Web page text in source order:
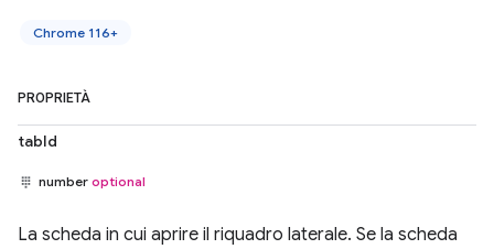
Chrome 116+
PROPRIETÀ
tabId
number optional
La scheda in cui aprire il riquadro laterale. Se la scheda